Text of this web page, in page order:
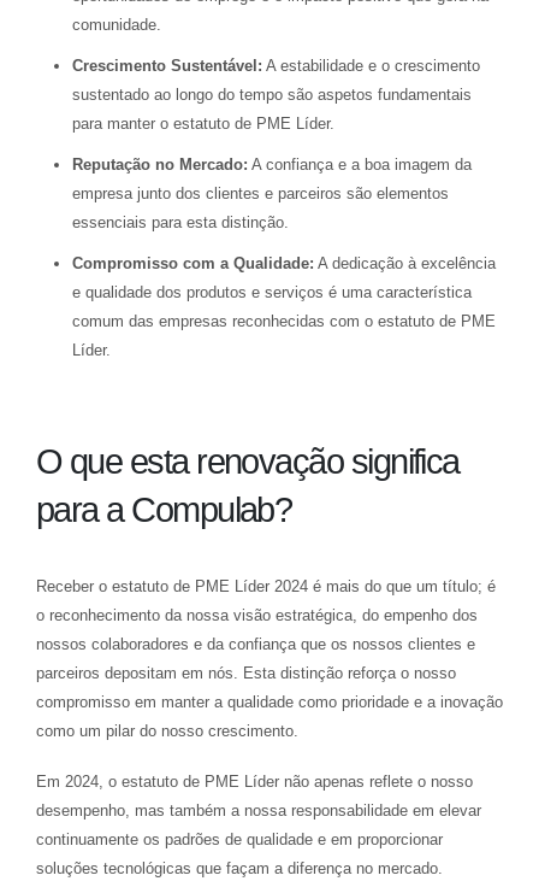
comunidade.
Crescimento Sustentável: A estabilidade e o crescimento
sustentado ao longo do tempo são aspetos fundamentais
para manter o estatuto de PME Líder.
Reputação no Mercado: A confiança e a boa imagem da
empresa junto dos clientes e parceiros são elementos
essenciais para esta distinção.
Compromisso com a Qualidade: A dedicação à excelência
e qualidade dos produtos e serviços é uma característica
comum das empresas reconhecidas com o estatuto de PME
Líder.
O que esta renovação significa
para a Compulab?
Receber o estatuto de PME Líder 2024 é mais do que um título; é
o reconhecimento da nossa visão estratégica, do empenho dos
nossos colaboradores e da confiança que os nossos clientes e
parceiros depositam em nós. Esta distinção reforça o nosso
compromisso em manter a qualidade como prioridade e a inovação
como um pilar do nosso crescimento.
Em 2024, o estatuto de PME Líder não apenas reflete o nosso
desempenho, mas também a nossa responsabilidade em elevar
continuamente os padrões de qualidade e em proporcionar
soluções tecnológicas que façam a diferença no mercado.